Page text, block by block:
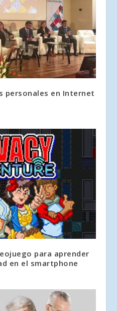
personales en Internet
para aprender
en el smartphone